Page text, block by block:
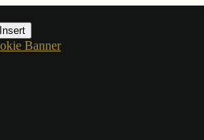
Insert
Banner